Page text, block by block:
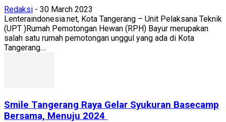
Redaksi - 30 March 2023
Lenteraindonesia.net, Kota Tangerang – Unit Pelaksana Teknik
(UPT )Rumah Pemotongan Hewan (RPH) Bayur merupakan
salah satu rumah pemotongan unggul yang ada di Kota
Tangerang....
Smile Tangerang Raya Gelar Syukuran Basecamp
Bersama, Menuju 2024